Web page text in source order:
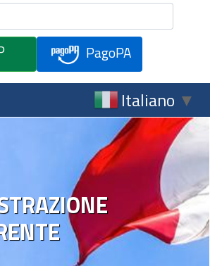
PagoPA
Italiano ▼